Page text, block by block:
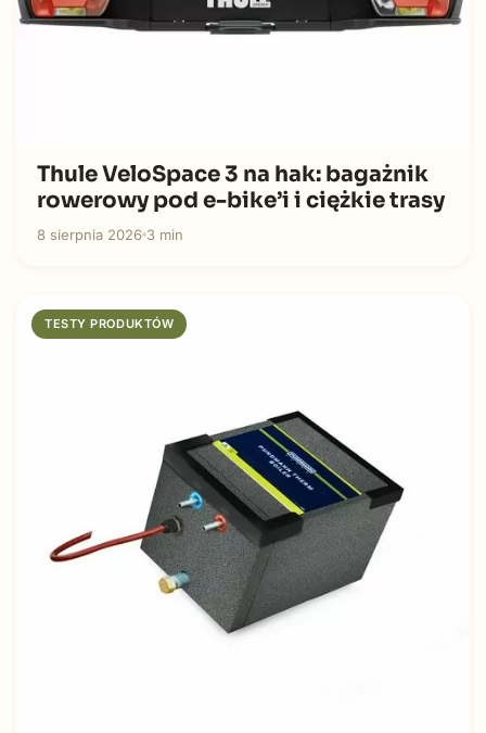
Thule VeloSpace 3 na hak: bagażnik
rowerowy pod e-bike’i i ciężkie trasy
8 sierpnia 2026 3 min
TESTY PRODUKTÓW